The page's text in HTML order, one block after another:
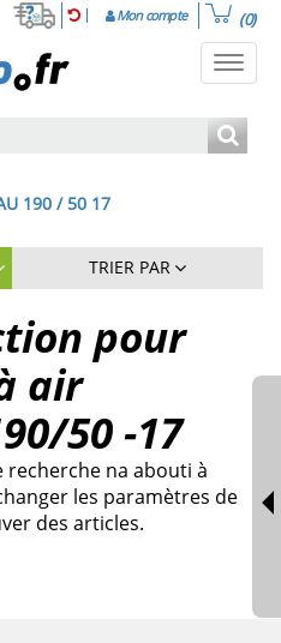
Mon compte (0)
190 / 50 17
TRIER PAR
pour
air
50 -17
na abouti à
les paramètres de
des articles.